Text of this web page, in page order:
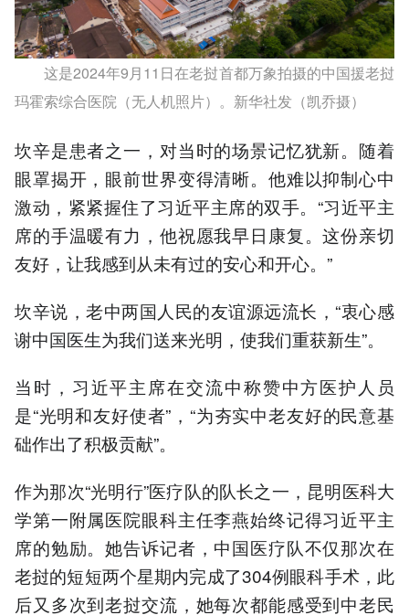
这是2024年9月11日在老挝首都万象拍摄的中国援老挝
玛霍索综合医院（无人机照片）。新华社发（凯乔摄）
坎辛是患者之一，对当时的场景记忆犹新。随着
眼罩揭开，眼前世界变得清晰。他难以抑制心中
激动，紧紧握住了习近平主席的双手。“习近平主
席的手温暖有力，他祝愿我早日康复。这份亲切
友好，让我感到从未有过的安心和开心。”
坎辛说，老中两国人民的友谊源远流长，“衷心感
谢中国医生为我们送来光明，使我们重获新生”。
当时，习近平主席在交流中称赞中方医护人员
是“光明和友好使者”，“为夯实中老友好的民意基
础作出了积极贡献”。
作为那次“光明行”医疗队的队长之一，昆明医科大
学第一附属医院眼科主任李燕始终记得习近平主
席的勉励。她告诉记者，中国医疗队不仅那次在
老挝的短短两个星期内完成了304例眼科手术，此
后又多次到老挝交流，她每次都能感受到中老民